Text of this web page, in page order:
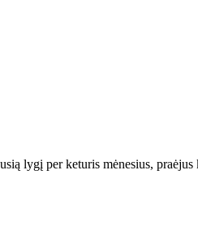
lygį per keturis mėnesius,